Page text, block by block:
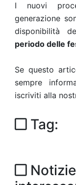
I nuovi
generazione
disponibilità
periodo delle
Se questo
sempre
iscriviti alla
Tag: